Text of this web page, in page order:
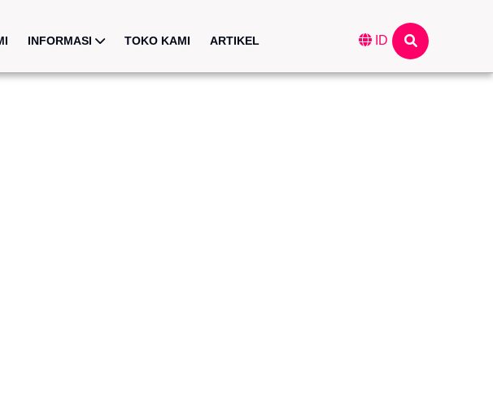
INFORMASI TOKO KAMI ARTIKEL ID